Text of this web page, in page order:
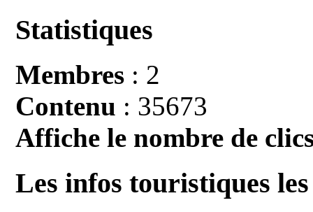
Statistiques
Membres : 2
Contenu : 35673
Affiche le nombre de
Les infos touristiques